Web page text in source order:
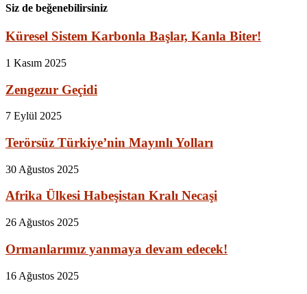
Siz de beğenebilirsiniz
Küresel Sistem Karbonla Başlar, Kanla Biter!
1 Kasım 2025
Zengezur Geçidi
7 Eylül 2025
Terörsüz Türkiye’nin Mayınlı Yolları
30 Ağustos 2025
Afrika Ülkesi Habeşistan Kralı Necaşi
26 Ağustos 2025
Ormanlarımız yanmaya devam edecek!
16 Ağustos 2025